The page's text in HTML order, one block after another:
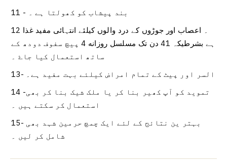
11 - بند پیشاب کو کھولتا ہے ۔
12 ۔ اعصاب اور جوڑوں کے درد والوں کیلئے انتہائی مفید غذا
ہے بشرطیکہ 41 دن تک مسلسل روزانه 4 پیچ سفوف دودھ کے
ساتھ استعمال کیا جاۓ ۔
13- السر اور پیٹ کے تمام امراض کیلئے بہت مفید ہے۔
14 -تموید کو آپ کھیر بنا کر یا ملک شیک بنا کر بھی
استعمال کر سکتے ہیں ۔
15- بہتر ین نتائج کے لئے ایک چمچ حرمین شہد بھی
شامل کر لیں ۔